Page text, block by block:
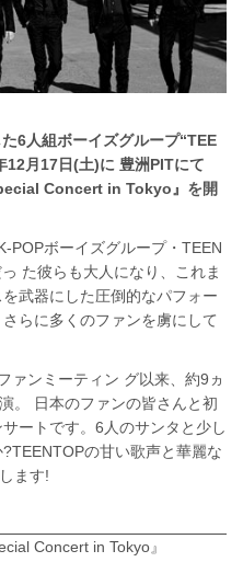
6⼈組ボーイズグループ“TEE
12⽉17⽇(⼟)に 豊洲PITにて
Concert in Tokyo』を開
POPボーイズグループ・TEEN
た彼らも⼤⼈になり、これま
武器にした圧倒的なパフォー
らに多くのファンを虜にして
ァンミーティン グ以来、約9ヵ
。 ⽇本のファンの皆さんと初
ートです。6⼈のサンタと少し
の⽢い歌声と華麗な
ます!
Concert in Tokyo』